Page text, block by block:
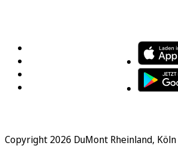
Copyright 2026 DuMont Rheinland, Köln